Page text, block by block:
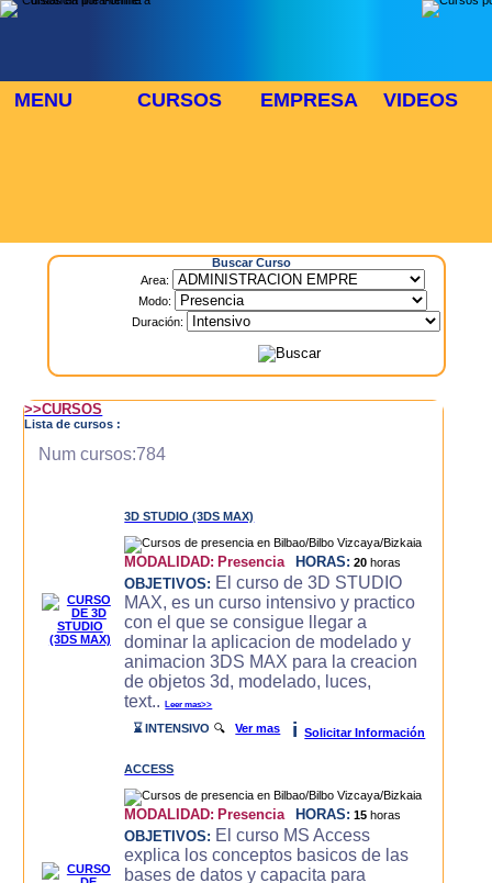
MENU CURSOS EMPRESA VIDEOS
Buscar Curso
Area:
Modo:
Duración:
>>CURSOS
Lista de cursos :
Num cursos:784
3D STUDIO (3DS MAX)
MODALIDAD: Presencia HORAS: 20 horas
OBJETIVOS: El curso de 3D STUDIO
MAX, es un curso intensivo y practico
con el que se consigue llegar a
dominar la aplicacion de modelado y
animacion 3DS MAX para la creacion
de objetos 3d, modelado, luces,
text..Leer mas>>
⌛ INTENSIVO 🔍Ver mas i Solicitar Información
ACCESS
MODALIDAD: Presencia HORAS: 15 horas
OBJETIVOS: El curso MS Access
explica los conceptos basicos de las
bases de datos y capacita para